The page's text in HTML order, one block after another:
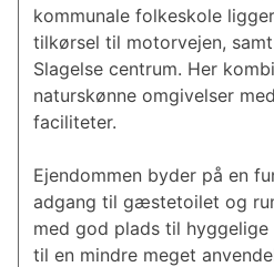
kommunale folkeskole
tilkørsel til motorvejen,
Slagelse centrum. Her
naturskønne omgivelser
faciliteter.
Ejendommen byder på en
adgang til gæstetoilet og
med god plads til
til en mindre meget